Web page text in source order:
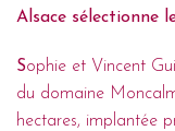
Alsace sélectionne
Sophie et Vincent
du domaine
hectares, implantée